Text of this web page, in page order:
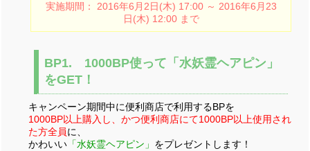
実施期間： 2016年6月2日(木) 17:00 ～ 2016年6月23
日(木) 12:00 まで
BP1. 1000BP使って「水妖霊ヘアピン」
をGET！
キャンペーン期間中に便利商店で利用するBPを
1000BP以上購入し、かつ便利商店にて1000BP以上使用され
た方全員に、
かわいい 「水妖霊ヘアピン」 をプレゼントします！